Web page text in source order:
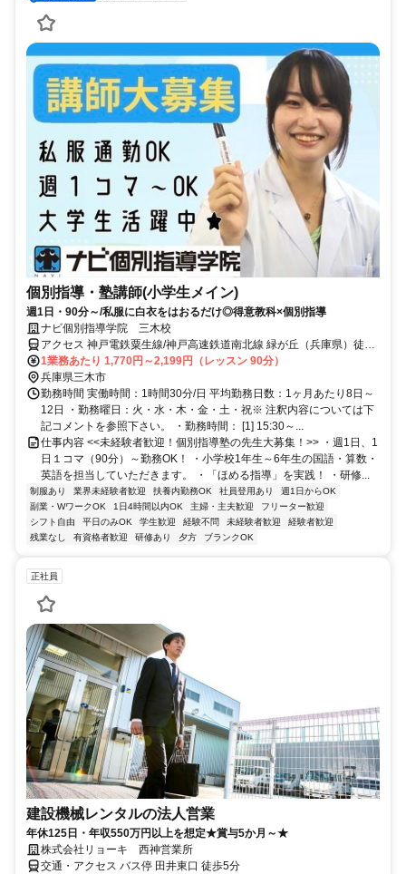
個別指導・塾講師(小学生メイン)
週1日・90分～/私服に白衣をはおるだけ◎得意教科×個別指導
ナビ個別指導学院 三木校
アクセス 神戸電鉄粟生線/神戸高速鉄道南北線 緑が丘（兵庫県）徒歩
約10分、神戸電鉄粟生線/神戸高速鉄道南北線 広野ゴルフ場前徒歩約
15分、神戸電鉄粟生線/神戸高速鉄道南北線 押部谷徒歩約27分 緑が丘
駅より徒歩10分
1業務あたり 1,770円～2,199円（レッスン 90分）
兵庫県三木市
勤務時間 実働時間：1時間30分/日 平均勤務日数：1ヶ月あたり8日～
12日 ・勤務曜日：火・水・木・金・土・祝※ 注釈内容については下
記コメントを参照下さい。 ・勤務時間： [1] 15:30～...
仕事内容 <<未経験者歓迎！個別指導塾の先生大募集！>> ・週1日、1
日１コマ（90分）～勤務OK！ ・小学校1年生～6年生の国語・算数・
英語を担当していただきます。 ・「ほめる指導」を実践！ ・研修...
制服あり 業界未経験者歓迎 扶養内勤務OK 社員登用あり
週1日からOK
副業・WワークOK
1日4時間以内OK 主婦・主夫歓迎
フリーター歓迎
シフト自由
平日のみOK 学生歓迎 経験不問 未経験者歓迎
経験者歓迎
残業なし
有資格者歓迎 研修あり 夕方 ブランクOK
正社員
建設機械レンタルの法人営業
年休125日・年収550万円以上を想定★賞与5か月～★
株式会社リョーキ 西神営業所
交通・アクセス バス停 田井東口 徒歩5分